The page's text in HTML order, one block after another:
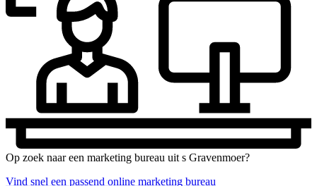
Op zoek naar een marketing bureau uit s Gravenmoer?
Vind snel een passend online marketing bureau